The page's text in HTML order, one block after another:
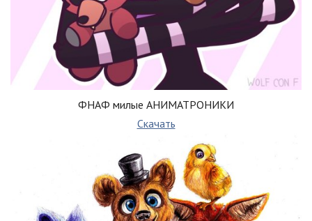
ФНАФ милые АНИМАТРОНИКИ
Скачать